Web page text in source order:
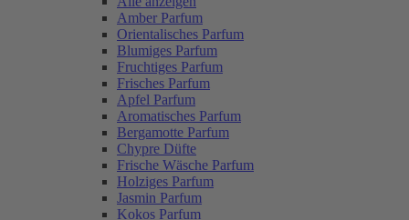
Amber Parfum
Orientalisches Parfum
Blumiges Parfum
Fruchtiges Parfum
Frisches Parfum
Apfel Parfum
Aromatisches Parfum
Bergamotte Parfum
Chypre Düfte
Frische Wäsche Parfum
Holziges Parfum
Jasmin Parfum
Kokos Parfum